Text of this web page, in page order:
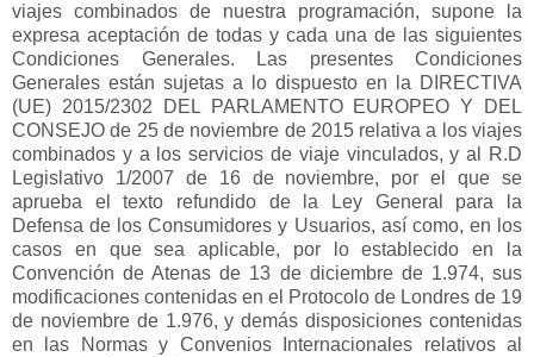
viajes combinados de nuestra programación, supone la
expresa aceptación de todas y cada una de las siguientes
Condiciones Generales. Las presentes Condiciones
Generales están sujetas a lo dispuesto en la DIRECTIVA
(UE) 2015/2302 DEL PARLAMENTO EUROPEO Y DEL
CONSEJO de 25 de noviembre de 2015 relativa a los viajes
combinados y a los servicios de viaje vinculados, y al R.D
Legislativo 1/2007 de 16 de noviembre, por el que se
aprueba el texto refundido de la Ley General para la
Defensa de los Consumidores y Usuarios, así como, en los
casos en que sea aplicable, por lo establecido en la
Convención de Atenas de 13 de diciembre de 1.974, sus
modificaciones contenidas en el Protocolo de Londres de 19
de noviembre de 1.976, y demás disposiciones contenidas
en las Normas y Convenios Internacionales relativos al